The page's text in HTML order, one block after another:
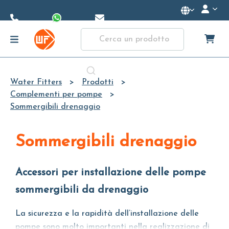
Content
Water Fitters
Prodotti
Complementi per pompe
Sommergibili drenaggio
Sommergibili drenaggio
Accessori per installazione delle pompe
sommergibili da drenaggio
La sicurezza e la rapidità dell’installazione delle
pompe sono molto importanti nella realizzazione di